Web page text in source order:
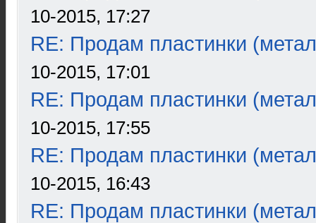
10-2015, 17:27
RE: Продам пластинки
10-2015, 17:01
RE: Продам пластинки
10-2015, 17:55
RE: Продам пластинки
10-2015, 16:43
RE: Продам пластинки